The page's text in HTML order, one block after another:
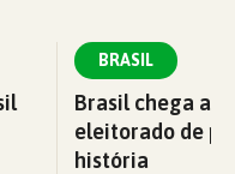
BRASIL
Brasil chega a
eleitorado de
história